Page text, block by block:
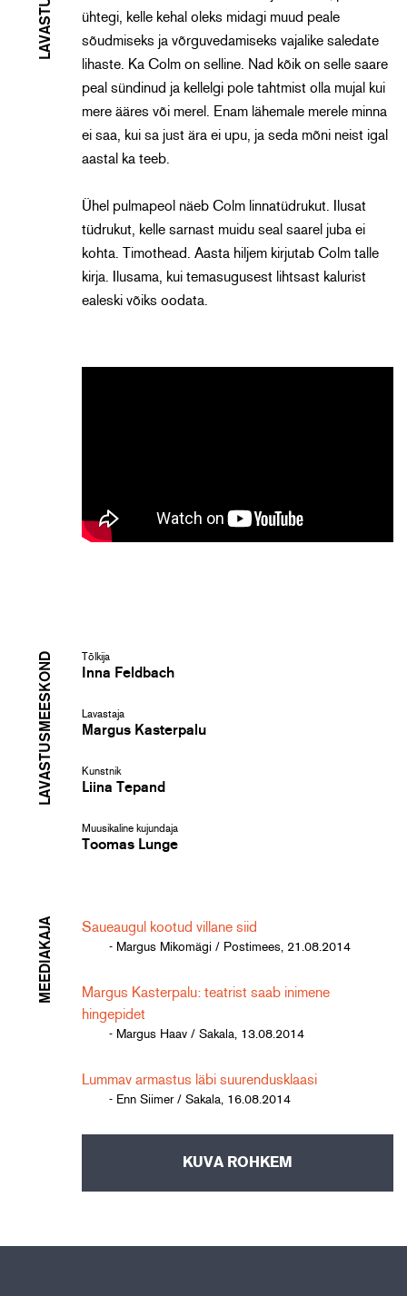
ühtegi, kelle kehal oleks midagi muud peale
sõudmiseks ja võrguvedamiseks vajalike saledate
lihaste. Ka Colm on selline. Nad kõik on selle saare
peal sündinud ja kellelgi pole tahtmist olla mujal kui
mere ääres või merel. Enam lähemale merele minna
ei saa, kui sa just ära ei upu, ja seda mõni neist igal
aastal ka teeb.
Ühel pulmapeol näeb Colm linnatüdrukut. Ilusat
tüdrukut, kelle sarnast muidu seal saarel juba ei
kohta. Timothead. Aasta hiljem kirjutab Colm talle
kirja. Ilusama, kui temasugusest lihtsast kalurist
ealeski võiks oodata.
LAVASTUSMEESKOND Tõlkija
Inna Feldbach
Lavastaja
Margus Kasterpalu
Kunstnik
Liina Tepand
Muusikaline kujundaja
Toomas Lunge
MEEDIAKAJA Saueaugul kootud villane siid
- Margus Mikomägi / Postimees, 21.08.2014
Margus Kasterpalu: teatrist saab inimene
hingepidet
- Margus Haav / Sakala, 13.08.2014
Lummav armastus läbi suurendusklaasi
- Enn Siimer / Sakala, 16.08.2014
KUVA ROHKEM